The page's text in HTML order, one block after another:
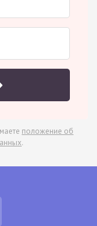
положение об
.